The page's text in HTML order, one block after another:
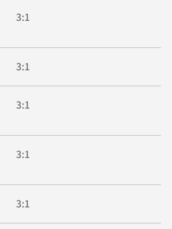
3:1
3:1
3:1
3:1
3:1